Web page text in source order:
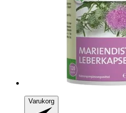
Varukorg